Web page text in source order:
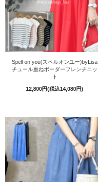
Spell on you(スペルオンユー)byLisa
チュール重ねボーダーフレンチニッ
ト
12,800円(税込14,080円)